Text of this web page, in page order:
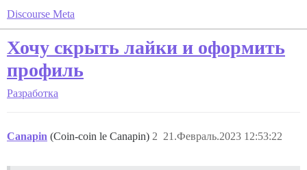
Discourse Meta
Хочу скрыть лайки и оформить
профиль
Разработка
Canapin (Coin-coin le Canapin) 21.Февраль.2023 12:53:22
2